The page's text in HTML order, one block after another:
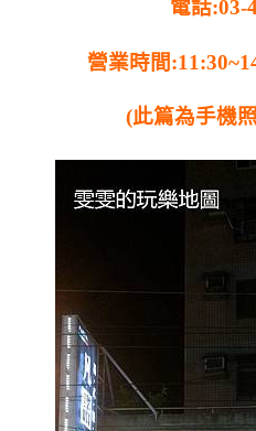
電話:03-
營業時間
(此篇為手機